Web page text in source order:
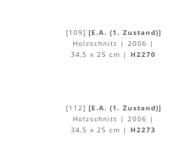
[109] [E.A. (1. Zustand)]
Holzschnitt | 2006 |
34,5 x 25 cm |
H2270
[112] [E.A. (1. Zustand)]
Holzschnitt | 2006 |
34,5 x 25 cm |
H2273